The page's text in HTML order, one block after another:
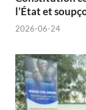
l’État et
2026-06-24